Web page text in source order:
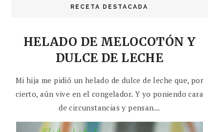
RECETA DESTACADA
HELADO DE MELOCOTÓN Y
DULCE DE LECHE
Mi hija me pidió un helado de dulce de leche que, por
cierto, aún vive en el congelador. Y yo poniendo cara
de circunstancias y pensan...